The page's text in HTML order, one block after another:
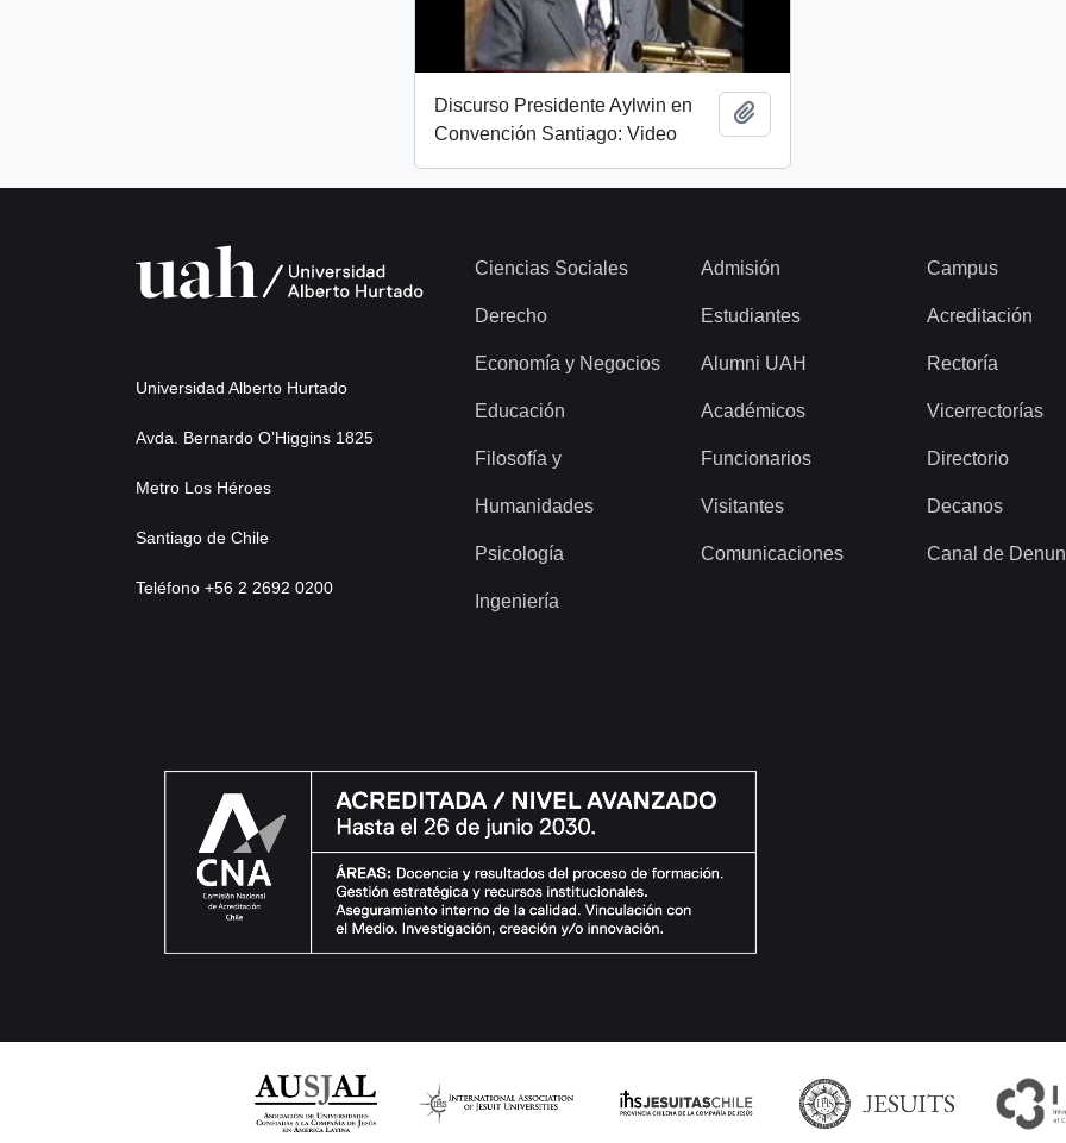
Discurso Presidente Aylwin en
Convención Santiago: Video
Universidad Alberto Hurtado
Avda. Bernardo O’Higgins 1825
Metro Los Héroes
Santiago de Chile
Teléfono +56 2 2692 0200
Ciencias Sociales
Derecho
Economía y Negocios
Educación
Filosofía y
Humanidades
Psicología
Ingeniería
Admisión
Estudiantes
Alumni UAH
Académicos
Funcionarios
Visitantes
Comunicaciones
Campus
Acreditación
Rectoría
Vicerrectorías
Directorio
Decanos
Canal de